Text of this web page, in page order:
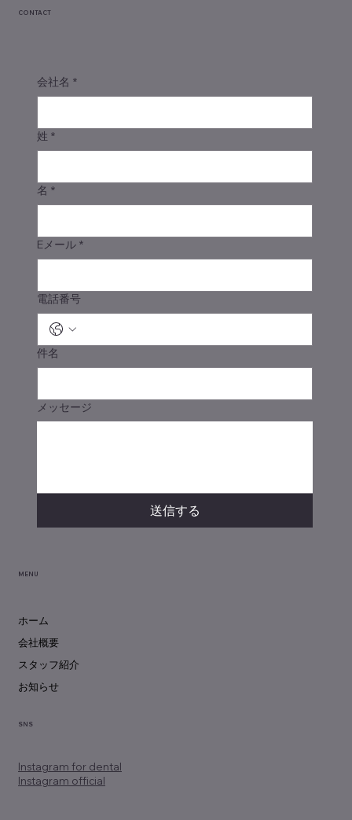
Instagram for dental
Instagram official
SNS
ホーム
会社概要
スタッフ紹介
お知らせ
MENU
会社名 *
姓 *
名 *
Eメール *
電話番号
件名
メッセージ
送信する
CONTACT